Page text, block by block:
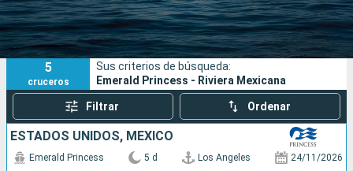
Fecha de salida
Puertos Compañías
Buscar
5
cruceros
Sus criterios de búsqueda:
Emerald Princess - Riviera Mexicana
Filtrar Ordenar
ESTADOS UNIDOS, MÉXICO
Emerald Princess 5 d Los Angeles 24/11/2026